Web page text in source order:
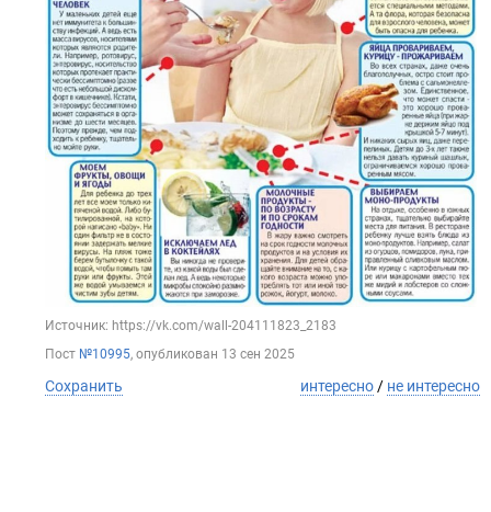
Источник: https://vk.com/wall-204111823_2183
Пост №10995, опубликован 13 сен 2025
Сохранить интересно / не интересно